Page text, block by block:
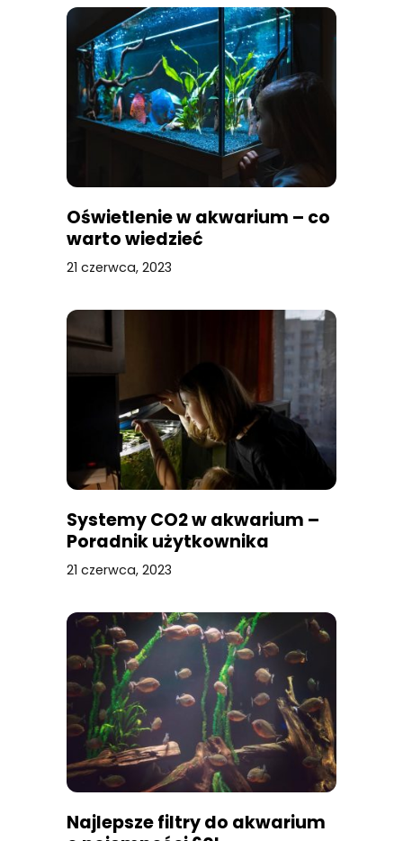
Oświetlenie w akwarium – co
warto wiedzieć
21 czerwca, 2023
Systemy CO2 w akwarium –
Poradnik użytkownika
21 czerwca, 2023
Najlepsze filtry do akwarium